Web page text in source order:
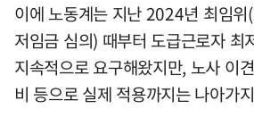
이에 노동계는 지난 2024년 최임
저임금 심의) 때부터 도급근로자 최
지속적으로 요구해왔지만, 노사 이
비 등으로 실제 적용까지는 나아가